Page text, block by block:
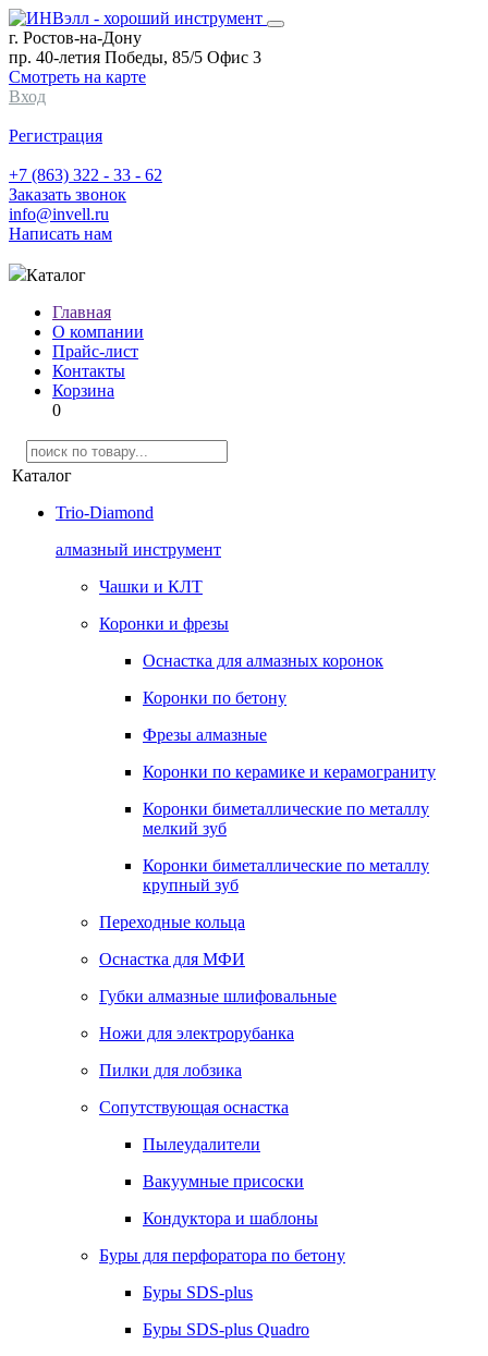
г. Ростов-на-Дону
пр. 40-летия Победы, 85/5 Офис 3
Смотреть на карте
Вход
Регистрация
+7 (863) 322 - 33 - 62
Заказать звонок
info@invell.ru
Написать нам
Каталог
Главная
О компании
Прайс-лист
Контакты
Корзина
0
Каталог
Trio-Diamond
алмазный инструмент
Чашки и КЛТ
Коронки и фрезы
Оснастка для алмазных коронок
Коронки по бетону
Фрезы алмазные
Коронки по керамике и керамограниту
Коронки биметаллические по металлу
мелкий зуб
Коронки биметаллические по металлу
крупный зуб
Переходные кольца
Оснастка для МФИ
Губки алмазные шлифовальные
Ножи для электрорубанка
Пилки для лобзика
Сопутствующая оснастка
Пылеудалители
Вакуумные присоски
Кондуктора и шаблоны
Буры для перфоратора по бетону
Буры SDS-plus
Буры SDS-plus Quadro